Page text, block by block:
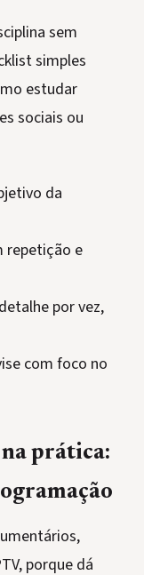
sem
simples
estudar
sociais ou
da
repetição e
por vez,
com foco no
prática:
porque dá